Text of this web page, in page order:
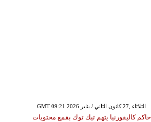
GMT 09:21 2026 الثلاثاء ,27 كانون الثاني / يناير
حاكم كاليفورنيا يتهم تيك توك بقمع محتويات